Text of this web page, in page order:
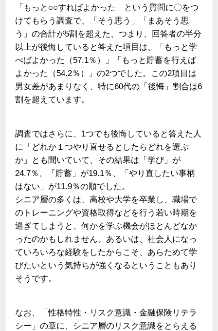
「もっと○○すればよかった」という質問に〇をつ
けてもらう調査で、「そう思う」「まあそう思
う」の合計が5割を超えた、つまり、回答者の半分
以上が後悔していると答えた項目は、「もっと学
べばよかった（57.1％）」「もっと貯蓄を行えば
よかった（54.2％）」の2つでした。この2項目は
男女差があまりなく、特に60代の「後悔」割合は6
割を超えています。
調査ではさらに、1つでも後悔していると答えた人
に「どれか１つやり直せるとしたらどれを選ぶ
か」とも聞いていて、その結果は「学び」が
24.7％、「貯蓄」が19.1％、「やり直したい事柄
はない」が11.9％の順でした。
シニア層の多くは、高校や大学を卒業し、職場で
のトレーニングや資格取得などを行う若い時期を
過ぎてしまうと、何かを学ぶ機会がほとんどなか
ったのかもしれません。あるいは、社会人になっ
ていろいろな経験をしたからこそ、あらためて学
びたいという気持ちが強くなるということもあり
そうです。
なお、「性格特性・リスク意識・金融保険リテラ
シー」の章に、シニア層のリスク意識をとらえる